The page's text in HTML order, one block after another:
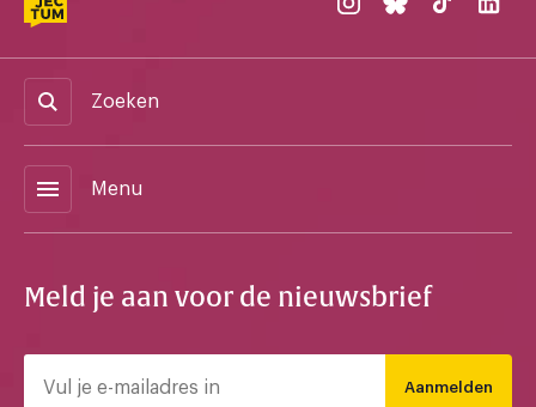
Zoeken
menu Menu
Meld je aan voor de nieuwsbrief
Aanmelden